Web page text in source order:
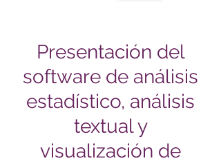
Presentación del
software de análisis
estadístico, análisis
textual y
visualización de